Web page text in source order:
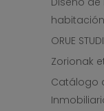
habitación
ORUE
Zorionak
Catálogo